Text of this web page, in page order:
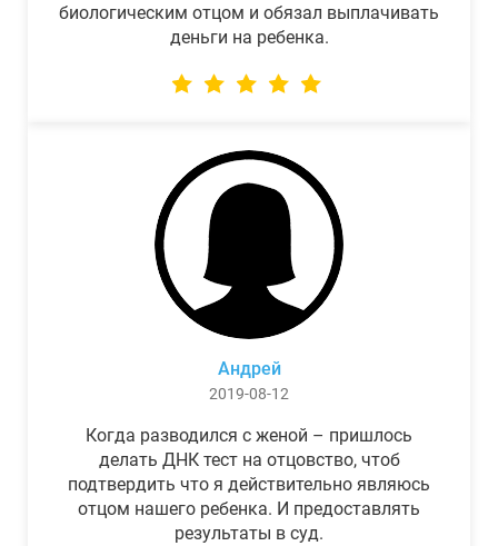
биологическим отцом и обязал выплачивать
деньги на ребенка.
Андрей
2019-08-12
Когда разводился с женой – пришлось
делать ДНК тест на отцовство, чтоб
подтвердить что я действительно являюсь
отцом нашего ребенка. И предоставлять
результаты в суд.